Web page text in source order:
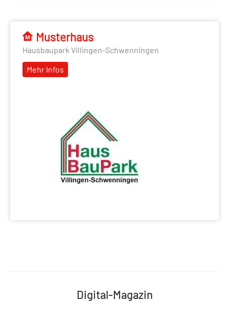
Musterhaus
Hausbaupark Villingen-Schwenningen
Mehr Infos
Digital-Magazin